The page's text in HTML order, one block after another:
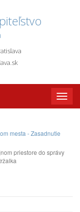
Toggle
mesta - Zasadnutie
priestore do správy